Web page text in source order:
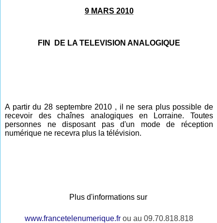
9 MARS 2010
FIN DE LA TELEVISION ANALOGIQUE
A partir du 28 septembre 2010 , il ne sera plus possible de
recevoir des chaînes analogiques en Lorraine. Toutes
personnes ne disposant pas d'un mode de réception
numérique ne recevra plus la télévision.
Plus d'informations sur
www.francetelenumerique.fr ou au 09.70.818.818